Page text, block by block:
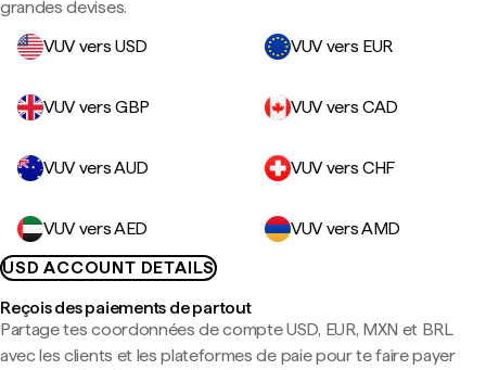
grandes devises.
VUV vers USD
VUV vers EUR
VUV vers GBP VUV vers CAD
VUV vers AUD VUV vers CHF
VUV vers AED
VUV vers AMD
USD ACCOUNT DETAILS
Reçois des paiements de partout
Partage tes coordonnées de compte USD, EUR, MXN et BRL
avec les clients et les plateformes de paie pour te faire payer